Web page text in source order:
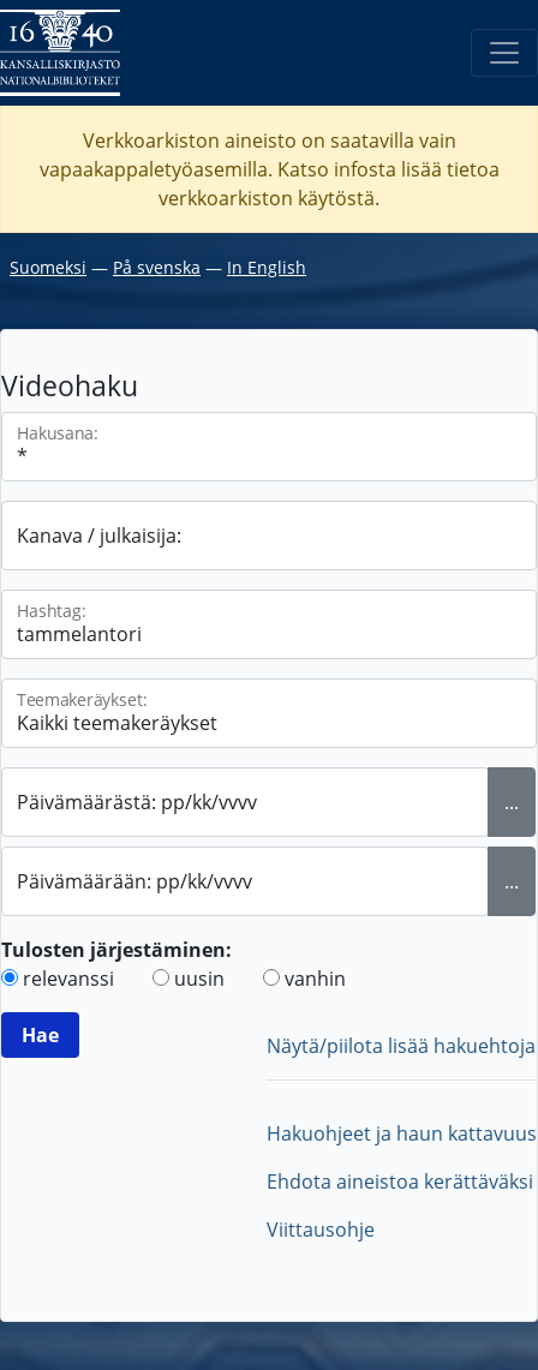
Verkkoarkiston aineisto on saatavilla vain
vapaakappaletyöasemilla. Katso infosta lisää tietoa
verkkoarkiston käytöstä.
Suomeksi ― På svenska ― In English
Videohaku
Hakusana:
Kanava / julkaisija:
Hashtag:
Teemakeräykset:
Päivämäärästä: pp/kk/vvvv ...
Päivämäärään: pp/kk/vvvv ...
Tulosten järjestäminen:
relevanssi
uusin vanhin
Näytä/piilota lisää hakuehtoja
Hakuohjeet ja haun kattavuus
Ehdota aineistoa kerättäväksi
Viittausohje